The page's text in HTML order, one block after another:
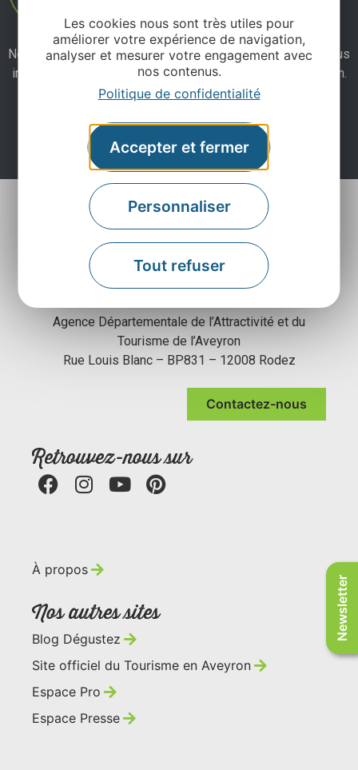
Les cookies nous sont très utiles pour
améliorer votre expérience de navigation,
analyser et mesurer votre engagement avec
nos contenus.
Politique de confidentialité
Accepter et fermer
Personnaliser
Tout refuser
Ne manquez pas notre newsletter mensuelle et laissez-vous
inspirer pour profiter pleinement de votre séjour en Aveyron.
Je m'abonne ici
Agence Départementale de l’Attractivité et du
Tourisme de l’Aveyron
Rue Louis Blanc – BP831 – 12008 Rodez
Contactez-nous
Retrouvez-nous sur
À propos
Nos autres sites
Blog Dégustez
Site officiel du Tourisme en Aveyron
Espace Pro
Espace Presse
Newsletter